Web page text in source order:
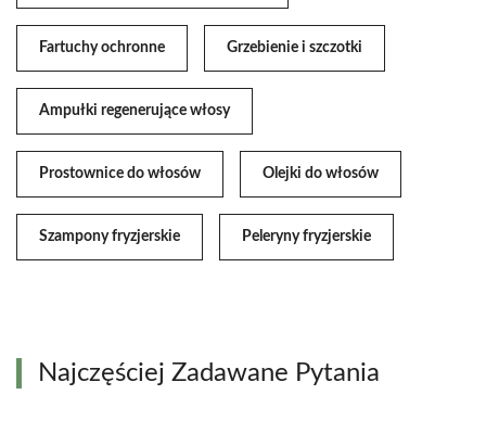
Fartuchy ochronne Grzebienie i szczotki
Ampułki regenerujące włosy
Prostownice do włosów Olejki do włosów
Szampony fryzjerskie Peleryny fryzjerskie
Najczęściej Zadawane Pytania